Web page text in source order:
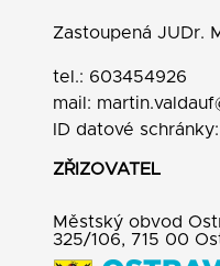
Zastoupená JUDr.
tel.: 603454926
mail:
ID datové
ZŘIZOVATEL
Městský obvod
325/106, 715 00